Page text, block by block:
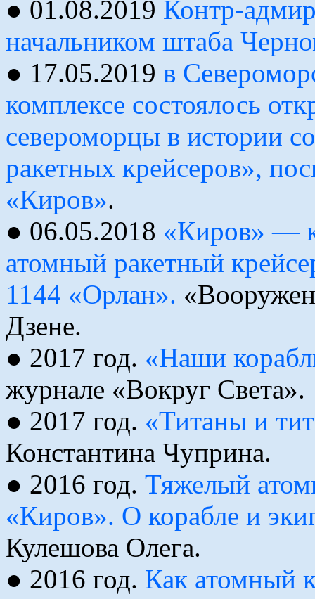
● 01.08.2019 Контр-
начальником штаба
● 17.05.2019 в
комплексе состоялось
североморцы в истории
ракетных крейсеров»,
«Киров».
● 06.05.2018 «Киров» —
атомный ракетный
1144 «Орлан».
Дзене.
● 2017 год. «Наши
журнале «Вокруг Света».
● 2017 год. «Титаны и
Константина Чуприна.
● 2016 год. Тяжелый
«Киров». О корабле и
Кулешова Олега.
● 2016 год. Как атомный